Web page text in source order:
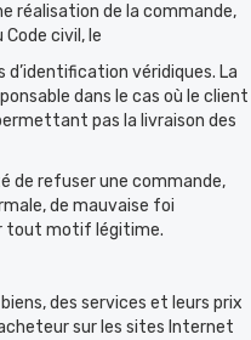
réalisation de la commande,
civil, le
d’identification véridiques. La
dans le cas où le client
pas la livraison des
de refuser une commande,
de mauvaise foi
tout motif légitime.
des services et leurs prix
sur les sites Internet